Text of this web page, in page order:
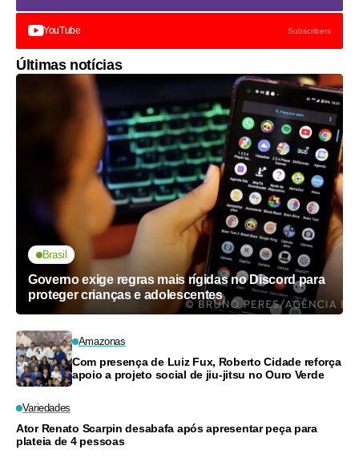
YouTube Subscribers
Últimas notícias
Brasil
Governo exige regras mais rígidas no Discord para
proteger crianças e adolescentes
Amazonas
Com presença de Luiz Fux, Roberto Cidade reforça
apoio a projeto social de jiu-jitsu no Ouro Verde
Variedades
Ator Renato Scarpin desabafa após apresentar peça para
plateia de 4 pessoas